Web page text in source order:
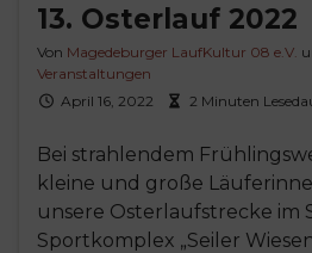
13. Osterlauf 2022
Von Magedeburger LaufKultur 08 e.V.
Veranstaltungen
April 16, 2022
2 Minuten
Bei strahlendem
kleine und große
unsere Osterlaufstrecke im
Sportkomplex „Seiler